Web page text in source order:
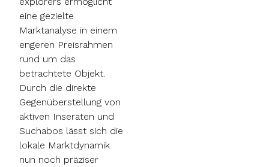
eine gezielte
Marktanalyse in einem
engeren Preisrahmen
rund um das
betrachtete Objekt.
Durch die direkte
Gegenüberstellung von
aktiven Inseraten und
Suchabos lässt sich die
lokale Marktdynamik
nun noch präziser